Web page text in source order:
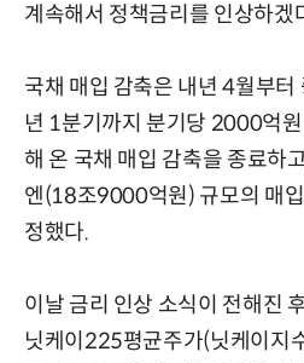
계속해서 정책금리를 인상하겠
국채 매입 감축은 내년 4월부터
년 1분기까지 분기당 2000억
해 온 국채 매입 감축을 종료하
엔(18조9000억원) 규모의 매
정했다.
이날 금리 인상 소식이 전해진
닛케이225평균주가(닛케이지